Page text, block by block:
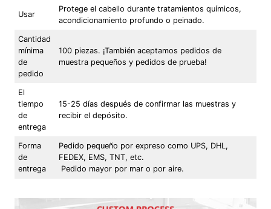
Usar
Protege el cabello durante tratamientos químicos,
acondicionamiento profundo o peinado.
Cantidad
mínima
de
pedido
100 piezas. ¡También aceptamos pedidos de
muestra pequeños y pedidos de prueba!
El
tiempo
de
entrega
15-25 días después de confirmar las muestras y
recibir el depósito.
Forma
de
entrega
Pedido pequeño por expreso como UPS, DHL,
FEDEX, EMS, TNT, etc.
Pedido mayor por mar o por aire.